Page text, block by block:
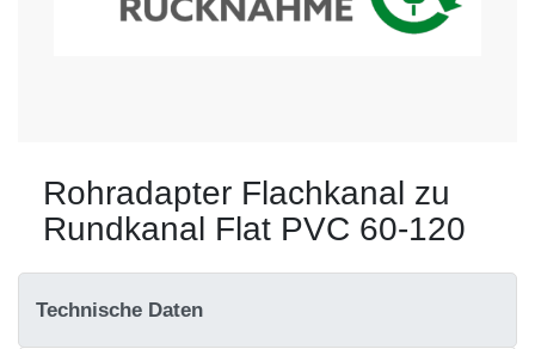
Rohradapter Flachkanal zu
Rundkanal Flat PVC 60-120
Technische Daten